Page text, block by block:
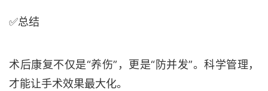
✅总结
术后康复不仅是“养伤”，更是“防并发”。科学管理，
才能让手术效果最大化。